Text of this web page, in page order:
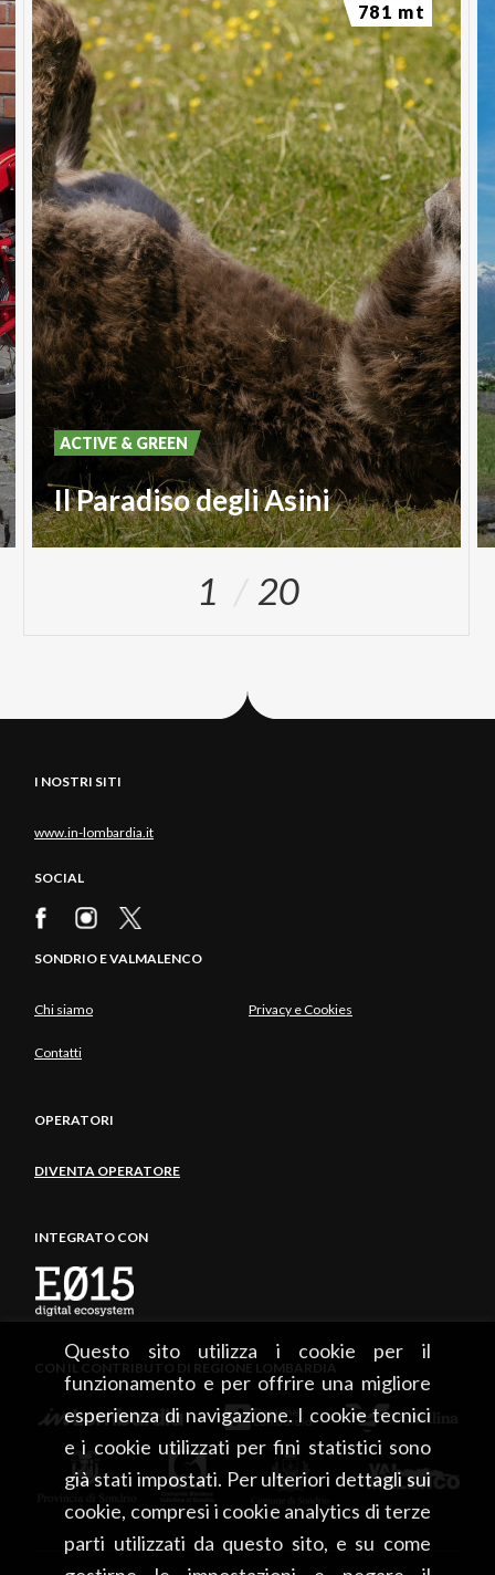
Questo sito utilizza i cookie per il
funzionamento e per offrire una migliore
esperienza di navigazione. I cookie tecnici
e i cookie utilizzati per fini statistici sono
già stati impostati. Per ulteriori dettagli sui
cookie, compresi i cookie analytics di terze
parti utilizzati da questo sito, e su come
Il Paradiso degli Asini
ACTIVE & GREEN
781 mt
1 20
I NOSTRI SITI
www.in-lombardia.it
SOCIAL
SONDRIO E VALMALENCO
Chi siamo Privacy e Cookies
Contatti
OPERATORI
DIVENTA OPERATORE
INTEGRATO CON
CON IL CONTRIBUTO DI REGIONE LOMBARDIA